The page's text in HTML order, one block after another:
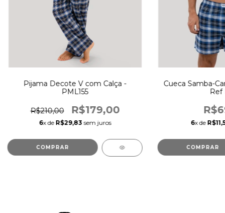
Pijama Decote V com Calça -
PML155
R$210,00 R$179,00
6x de R$29,83 sem juros
COMPRAR
Cueca Samba-
Ref
6x de
COMPRAR